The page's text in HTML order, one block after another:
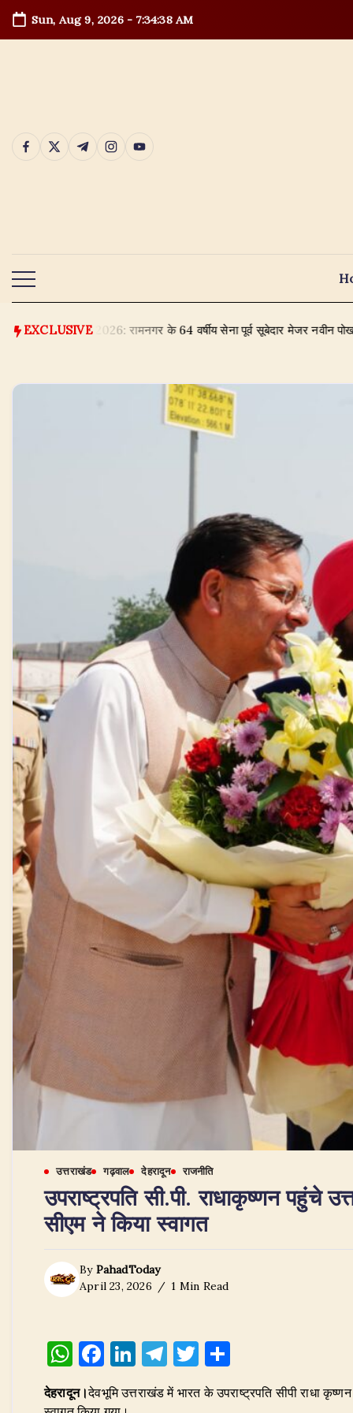
Skip
content
Sun, Aug 9, 2026- 7:34:39 AM
https://www.facebook.com/
https://twitter.com/
https://t.me/
https://www.instagram.com/
https://youtube.com/
EXCLUSIVE
रामनगर के 64 वर्षीय सेना पूर्व सूबेदार मेजर नवीन पोखरियाल ने दिल्ली
उत्तराखंड गढ़वाल देहरादून राजनीति
उपराष्ट्रपति सी.पी. राधाकृष्णन पहुंचे
सीएम ने किया स्वागत
By PahadToday
April 23, 2026
1 Min Read
W
at
F
a
c
Li
k
T
el
e
T
w
it ar
देहरादून।देवभूमि उत्तराखंड में भारत के उपराष्ट्रपति सीपी राधा